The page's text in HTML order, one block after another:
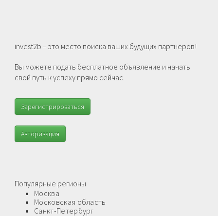
invest2b – это место поиска ваших будущих партнеров!
Вы можете подать бесплатное объявление и начать
свой путь к успеху прямо сейчас.
Зарегистрироваться
Авторизация
Популярные регионы
Москва
Московская область
Санкт-Петербург